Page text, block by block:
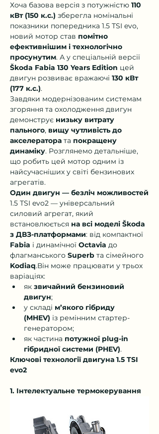
Хоча базова версія з потужністю 110
кВт (150 к.с.) зберегла номінальні
показники попередника 1.5 TSI evo,
новий мотор став помітно
ефективнішим і технологічно
просунутим. А у спеціальній версії
Škoda Fabia 130 Years Edition цей
двигун розвиває вражаючі 130 кВт
(177 к.с.).
Завдяки модернізованим системам
згоряння та охолодження двигун
демонструє низьку витрату
пального, вищу чутливість до
акселератора та покращену
динаміку. Розглянемо детальніше,
що робить цей мотор одним із
найсучасніших у світі бензинових
агрегатів.
Один двигун — безліч можливостей
1.5 TSI evo2 — універсальний
силовий агрегат, який
встановлюється на всі моделі Škoda
з ДВЗ-платформами: від компактної
Fabia і динамічної Octavia до
флагманського Superb та сімейного
Kodiaq.Він може працювати у трьох
варіаціях:
як звичайний бензиновий
двигун;
у складі м’якого гібриду
(MHEV) із ремінним стартер-
генератором;
як частина потужної plug-in
гібридної системи (PHEV).
Ключові технології двигуна 1.5 TSI
evo2
1. Інтелектуальне термокерування